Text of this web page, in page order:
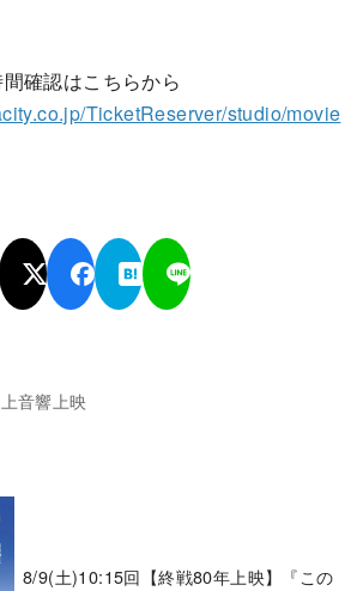
確認はこちらから
TicketReserver/studio/movie
音響上映
8/9(土)10:15回【終戦80年上映】『この